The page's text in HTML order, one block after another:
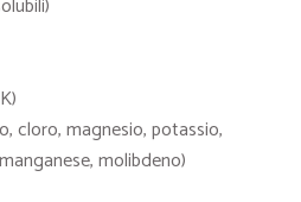
cloro, magnesio, potassio,
molibdeno)